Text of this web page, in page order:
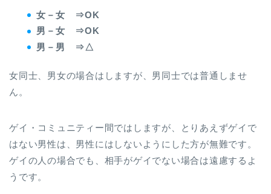
女－女 ⇒OK
男－女 ⇒OK
男－男 ⇒△
女同士、男女の場合はしますが、男同士では普通しませ
ん。
ゲイ・コミュニティー間ではしますが、とりあえずゲイで
はない男性は、男性にはしないようにした方が無難です。
ゲイの人の場合でも、相手がゲイでない場合は遠慮するよ
うです。